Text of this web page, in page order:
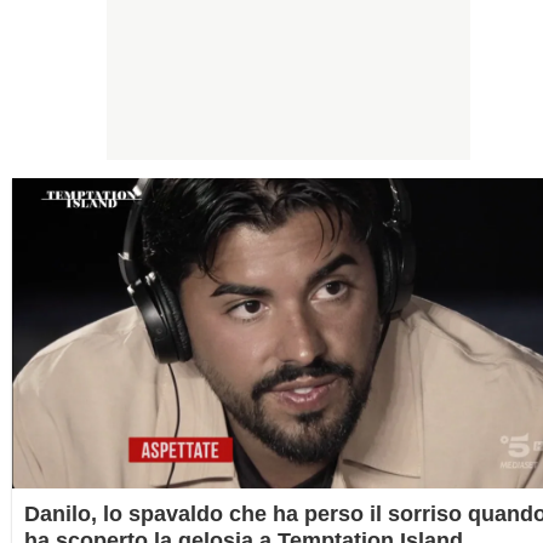
Danilo, lo spavaldo che ha perso il sorriso